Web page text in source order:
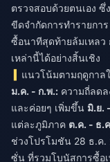
ตรวจสอบด้วยตนเอง ซึ่
ขีดจำกัดการทำรายกา
ซื้อนาทีสุดท้ายล้มเหลว
เหล่านี้ได้อย่างสิ้นเชิง
แนวโน้มตามฤดูกาล
ม.ค. - ก.พ.: ความถี่ลดล
และค่อยๆ เพิ่มขึ้น มิ.ย.
แต่ละภูมิภาค ต.ค. - ธ.
ช่วงโปรโมชัน 28 ธ.ค.
ซั่น ที่รวมโบนัสการซื้อ